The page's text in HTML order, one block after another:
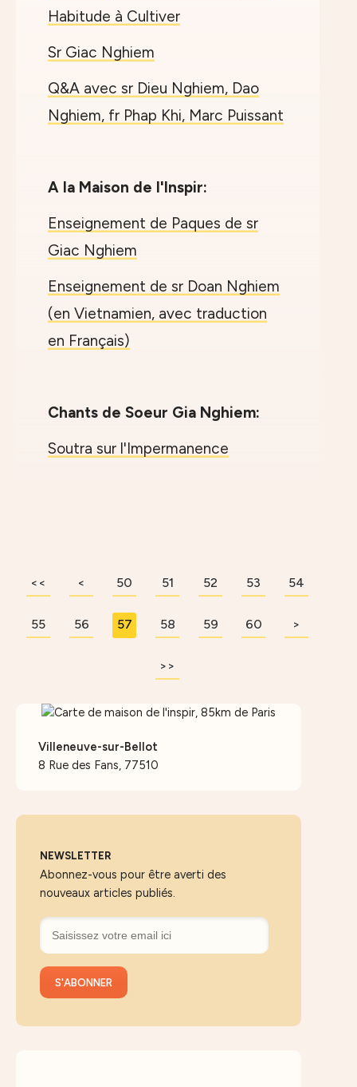
Habitude à Cultiver
Sr Giac Nghiem
Q&A avec sr Dieu Nghiem, Dao
Nghiem, fr Phap Khi, Marc Puissant
A la Maison de l'Inspir:
Enseignement de Paques de sr
Giac Nghiem
Enseignement de sr Doan Nghiem
(en Vietnamien, avec traduction
en Français)
Chants de Soeur Gia Nghiem:
Soutra sur l'Impermanence
<< < 10
20
30
40
50 51 52 53 54
55 56 57 58 59 60 70
80
90
>
>>
Villeneuve-sur-Bellot
8 Rue des Fans, 77510
NEWSLETTER
Abonnez-vous pour être averti des
nouveaux articles publiés.